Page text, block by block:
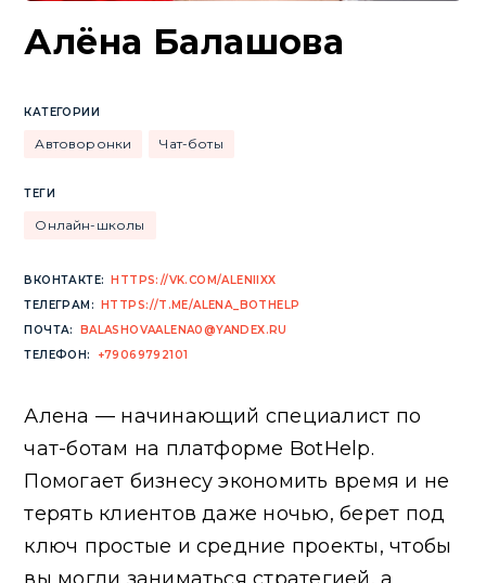
Алёна Балашова
КАТЕГОРИИ
Автоворонки Чат-боты
ТЕГИ
Онлайн-школы
ВКОНТАКТЕ:
HTTPS://VK.COM/ALENIIXX
ТЕЛЕГРАМ:
HTTPS://T.ME/ALENA_BOTHELP
ПОЧТА:
BALASHOVAALENA0@YANDEX.RU
ТЕЛЕФОН:
+79069792101
Алена — начинающий специалист по
чат-ботам на платформе BotHelp.
Помогает бизнесу экономить время и не
терять клиентов даже ночью, берет под
ключ простые и средние проекты, чтобы